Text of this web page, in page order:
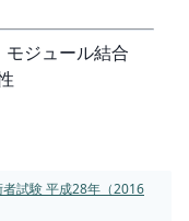
ジュール結合
試験 平成28年（2016